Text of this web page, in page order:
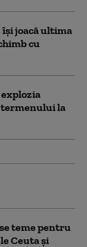
joacă ultima
cu
la
teme pentru
Ceuta și